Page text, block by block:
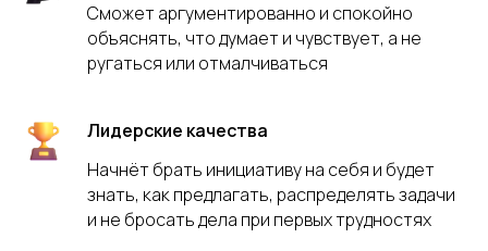
Сможет аргументированно и спокойно
объяснять, что думает и чувствует, а не
ругаться или отмалчиваться
Лидерские качества
Начнёт брать инициативу на себя и будет
знать, как предлагать, распределять задачи
и не бросать дела при первых трудностях